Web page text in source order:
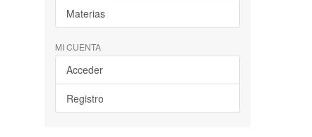
Materias
MI CUENTA
Acceder
Registro